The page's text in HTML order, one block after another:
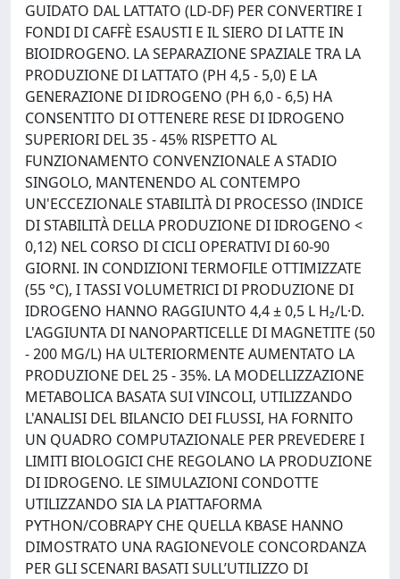
GUIDATO DAL LATTATO (LD-DF) PER CONVERTIRE I
FONDI DI CAFFÈ ESAUSTI E IL SIERO DI LATTE IN
BIOIDROGENO. LA SEPARAZIONE SPAZIALE TRA LA
PRODUZIONE DI LATTATO (PH 4,5 - 5,0) E LA
GENERAZIONE DI IDROGENO (PH 6,0 - 6,5) HA
CONSENTITO DI OTTENERE RESE DI IDROGENO
SUPERIORI DEL 35 - 45% RISPETTO AL
FUNZIONAMENTO CONVENZIONALE A STADIO
SINGOLO, MANTENENDO AL CONTEMPO
UN'ECCEZIONALE STABILITÀ DI PROCESSO (INDICE
DI STABILITÀ DELLA PRODUZIONE DI IDROGENO <
0,12) NEL CORSO DI CICLI OPERATIVI DI 60-90
GIORNI. IN CONDIZIONI TERMOFILE OTTIMIZZATE
(55 °C), I TASSI VOLUMETRICI DI PRODUZIONE DI
IDROGENO HANNO RAGGIUNTO 4,4 ± 0,5 L H₂/L·D.
L'AGGIUNTA DI NANOPARTICELLE DI MAGNETITE (50
- 200 MG/L) HA ULTERIORMENTE AUMENTATO LA
PRODUZIONE DEL 25 - 35%. LA MODELLIZZAZIONE
METABOLICA BASATA SUI VINCOLI, UTILIZZANDO
L'ANALISI DEL BILANCIO DEI FLUSSI, HA FORNITO
UN QUADRO COMPUTAZIONALE PER PREVEDERE I
LIMITI BIOLOGICI CHE REGOLANO LA PRODUZIONE
DI IDROGENO. LE SIMULAZIONI CONDOTTE
UTILIZZANDO SIA LA PIATTAFORMA
PYTHON/COBRAPY CHE QUELLA KBASE HANNO
DIMOSTRATO UNA RAGIONEVOLE CONCORDANZA
PER GLI SCENARI BASATI SULL’UTILIZZO DI